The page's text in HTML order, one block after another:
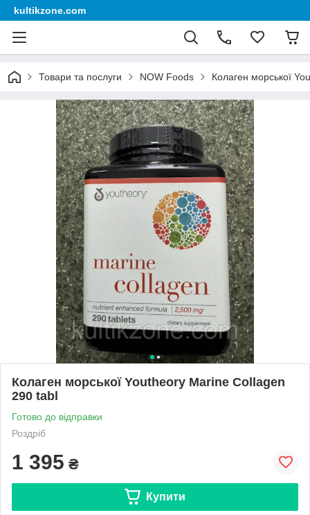
kultikzone.com
Товари та послуги NOW Foods Колаген морської
Колаген морської Youtheory Marine Collagen
290 tabl
Готово до відправки
Роздріб
1 395 ₴
Купити